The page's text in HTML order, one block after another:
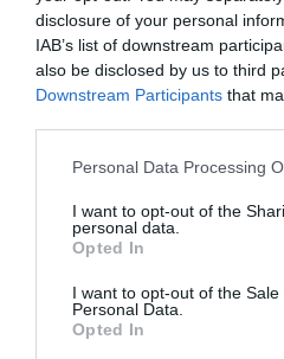
disclosure of your personal
IAB’s list of downstream
also be disclosed by us to third
Downstream Participants that
Please note that this website/
not limited to your visit or usage
grant or deny consent to
use your data for below
consent section.
Personal Data Processing
I want to opt-out of the
personal data.
Opted In
I want to opt-out of the Sale
Personal Data.
Opted In